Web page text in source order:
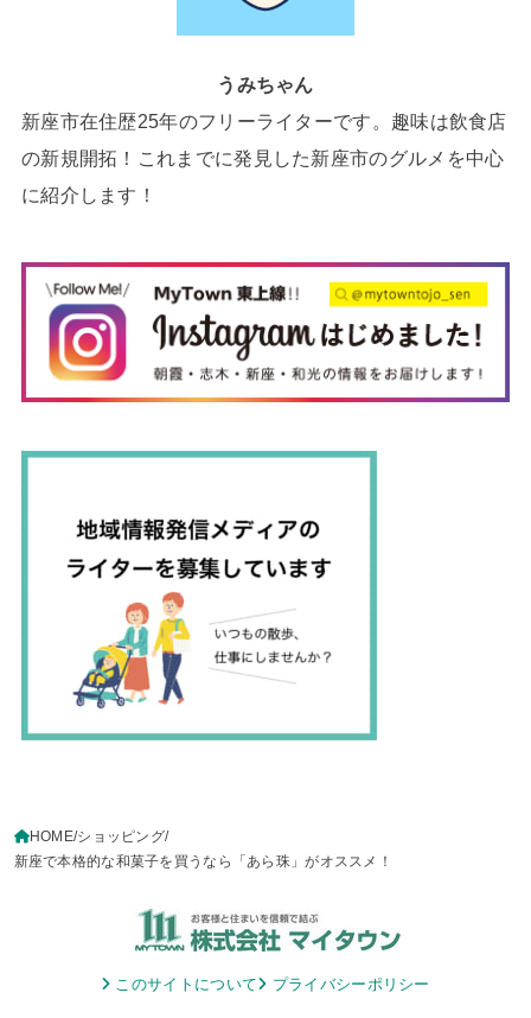
うみちゃん
新座市在住歴25年のフリーライターです。趣味は飲食店
の新規開拓！これまでに発見した新座市のグルメを中心
に紹介します！
HOME ショッピング
新座で本格的な和菓子を買うなら「あら珠」がオススメ！
このサイトについて プライバシーポリシー